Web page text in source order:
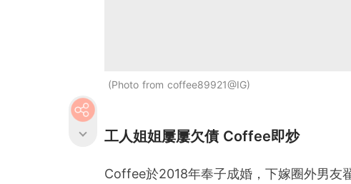
Photo from coffee89921@IG
工人姐姐屢屢欠債 Coffee即炒
Coffee於2018年奉子成婚，下嫁圈外男友